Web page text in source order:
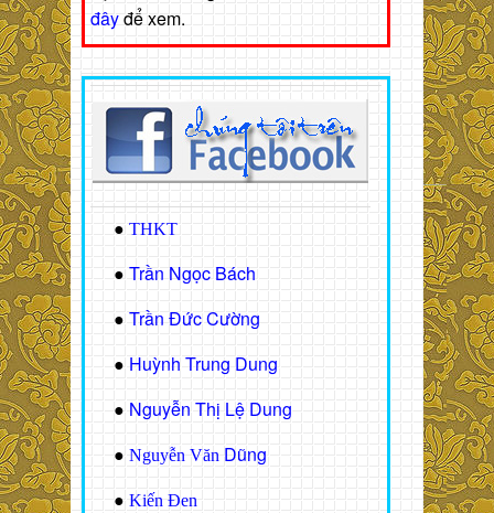
đâyđể xem.
● THKT
● Trần Ngọc Bách
● Trần Đức Cường
● Huỳnh Trung Dung
● Nguyễn Thị Lệ Dung
● Nguyễn Văn Dũng
● Kiến Đen